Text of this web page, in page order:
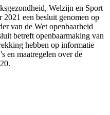
Welzijn en Sport
2021 een besluit genomen op
van de Wet openbaarheid
betreft openbaarmaking van
hebben op informatie
en maatregelen over de